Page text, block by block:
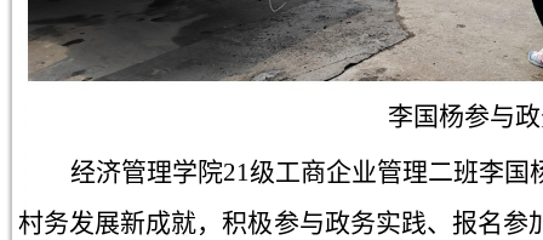
李国杨参与
经济管理学院21级工商企业管理二班李
村务发展新成就，积极参与政务实践、报名